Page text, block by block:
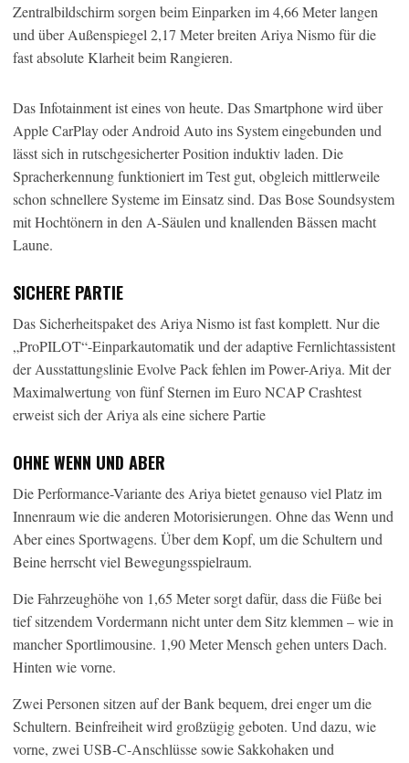
Zentralbildschirm sorgen beim Einparken im 4,66 Meter langen
und über Außenspiegel 2,17 Meter breiten Ariya Nismo für die
fast absolute Klarheit beim Rangieren.
Das Infotainment ist eines von heute. Das Smartphone wird über
Apple CarPlay oder Android Auto ins System eingebunden und
lässt sich in rutschgesicherter Position induktiv laden. Die
Spracherkennung funktioniert im Test gut, obgleich mittlerweile
schon schnellere Systeme im Einsatz sind. Das Bose Soundsystem
mit Hochtönern in den A-Säulen und knallenden Bässen macht
Laune.
SICHERE PARTIE
Das Sicherheitspaket des Ariya Nismo ist fast komplett. Nur die
„ProPILOT“-Einparkautomatik und der adaptive Fernlichtassistent
der Ausstattungslinie Evolve Pack fehlen im Power-Ariya. Mit der
Maximalwertung von fünf Sternen im Euro NCAP Crashtest
erweist sich der Ariya als eine sichere Partie
OHNE WENN UND ABER
Die Performance-Variante des Ariya bietet genauso viel Platz im
Innenraum wie die anderen Motorisierungen. Ohne das Wenn und
Aber eines Sportwagens. Über dem Kopf, um die Schultern und
Beine herrscht viel Bewegungsspielraum.
Die Fahrzeughöhe von 1,65 Meter sorgt dafür, dass die Füße bei
tief sitzendem Vordermann nicht unter dem Sitz klemmen – wie in
mancher Sportlimousine. 1,90 Meter Mensch gehen unters Dach.
Hinten wie vorne.
Zwei Personen sitzen auf der Bank bequem, drei enger um die
Schultern. Beinfreiheit wird großzügig geboten. Und dazu, wie
vorne, zwei USB-C-Anschlüsse sowie Sakkohaken und